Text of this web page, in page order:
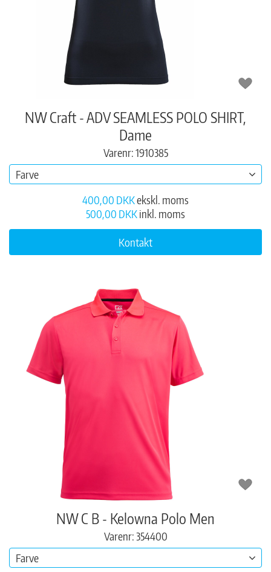
NW Craft - ADV SEAMLESS POLO SHIRT,
Dame
Varenr: 1910385
Farve
400,00 DKKekskl. moms
500,00 DKKinkl. moms
Kontakt
NW C B - Kelowna Polo Men
Varenr: 354400
Farve